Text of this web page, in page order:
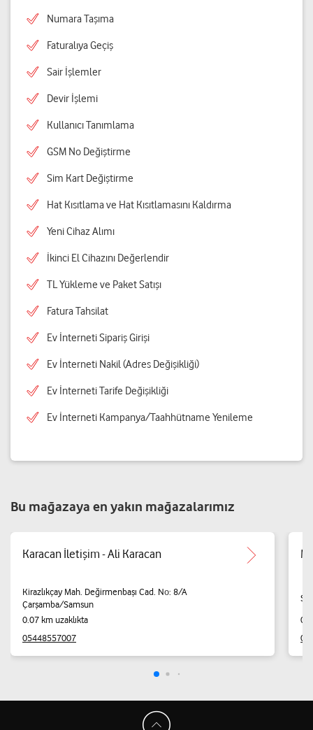
Numara Taşıma
Faturalıya Geçiş
Sair İşlemler
Devir İşlemi
Kullanıcı Tanımlama
GSM No Değiştirme
Sim Kart Değiştirme
Hat Kısıtlama ve Hat Kısıtlamasını Kaldırma
Yeni Cihaz Alımı
İkinci El Cihazını Değerlendir
TL Yükleme ve Paket Satışı
Fatura Tahsilat
Ev İnterneti Sipariş Girişi
Ev İnterneti Nakil (Adres Değişikliği)
Ev İnterneti Tarife Değişikliği
Ev İnterneti Kampanya/Taahhütname Yenileme
Bu mağazaya en yakın mağazalarımız
Karacan İletişim - Ali Karacan
Kirazlıkçay Mah. Değirmenbaşı Cad. No: 8/A
Çarşamba/Samsun
0.07 km uzaklıkta
05448557007